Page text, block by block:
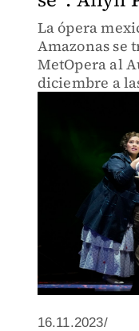
La ópera
Amazonas se
MetOpera al
diciembre a
16.11.2023/